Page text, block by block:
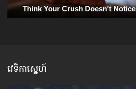
វេទិកាស្នេហ៍